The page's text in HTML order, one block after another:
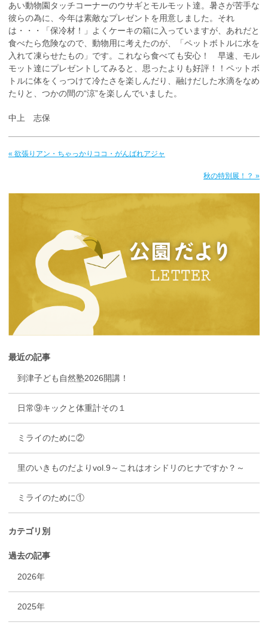
あい動物園タッチコーナーのウサギとモルモット達。暑さが苦手な
彼らの為に、今年は素敵なプレゼントを用意しました。それ
は・・・「保冷材！」よくケーキの箱に入っていますが、あれだと
食べたら危険なので、動物用に考えたのが、「ペットボトルに水を
入れて凍らせたもの」です。これなら食べても安心！ 早速、モル
モット達にプレゼントしてみると、思ったよりも好評！！ペットボ
トルに体をくっつけて冷たさを楽しんだり、融けだした水滴をなめ
たりと、つかの間の“涼”を楽しんでいました。
中上 志保
« 欲張りアン・ちゃっかりココ・がんばれアジャ
秋の特別展！？ »
最近の記事
到津子ども自然塾2026開講！
日常⑨キックと体重計その１
ミライのために②
里のいきものだよりvol.9～これはオシドリのヒナですか？～
ミライのために①
カテゴリ別
過去の記事
2026年
2025年